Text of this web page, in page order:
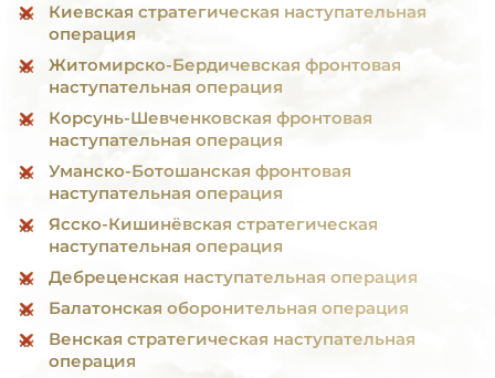
Киевская стратегическая наступательная
операция
Житомирско-Бердичевская фронтовая
наступательная операция
Корсунь-Шевченковская фронтовая
наступательная операция
Уманско-Ботошанская фронтовая
наступательная операция
Ясско-Кишинёвская стратегическая
наступательная операция
Дебреценская наступательная операция
Балатонская оборонительная операция
Венская стратегическая наступательная
операция